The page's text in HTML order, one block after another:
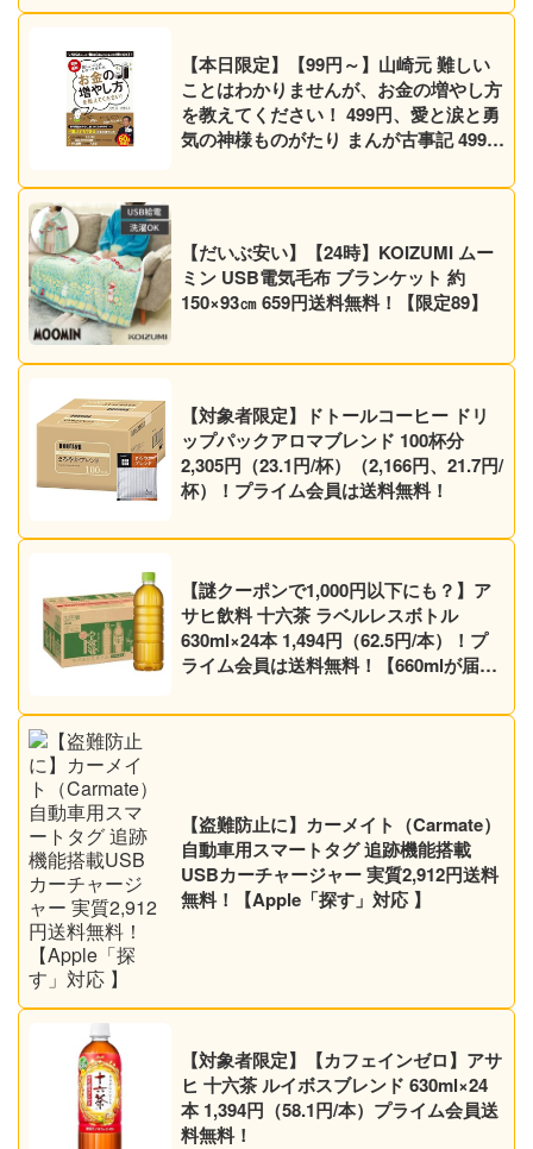
【本日限定】【99円～】山崎元 難しい
ことはわかりませんが、お金の増やし方
を教えてください！ 499円、愛と涙と勇
気の神様ものがたり まんが古事記 499円
【だいぶ安い】【24時】KOIZUMI ムー
ミン USB電気毛布 ブランケット 約
150×93㎝ 659円送料無料！【限定89】
【対象者限定】ドトールコーヒー ドリ
ップパックアロマブレンド 100杯分
2,305円（23.1円/杯）（2,166円、21.7円/
杯）！プライム会員は送料無料！
【謎クーポンで1,000円以下にも？】ア
サヒ飲料 十六茶 ラベルレスボトル
630ml×24本 1,494円（62.5円/本）！プ
ライム会員は送料無料！【660mlが届く
【盗難防止に】カーメイト（Carmate）
自動車用スマートタグ 追跡機能搭載
USBカーチャージャー 実質2,912円送料
無料！【Apple「探す」対応 】
【対象者限定】【カフェインゼロ】アサ
ヒ 十六茶 ルイボスブレンド 630ml×24
本 1,394円（58.1円/本）プライム会員送
料無料！